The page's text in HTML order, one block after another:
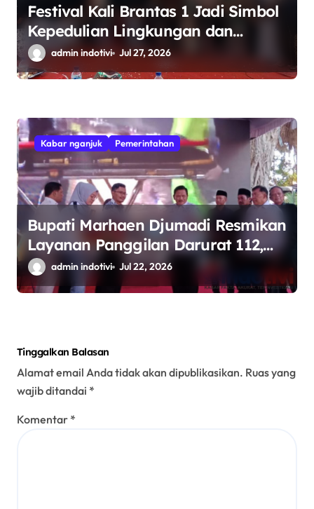
Festival Kali Brantas 1 Jadi Simbol
Kepedulian Lingkungan dan
Pelestarian Budaya
admin indotivi Jul 27, 2026
Kabar nganjuk Pemerintahan
Bupati Marhaen Djumadi Resmikan
Layanan Panggilan Darurat 112,
Warga Nganjuk Kini Cukup
Hubungi Satu Nomor Saat
admin indotivi Jul 22, 2026
Tinggalkan Balasan
Alamat email Anda tidak akan dipublikasikan. Ruas yang
wajib ditandai *
Komentar *